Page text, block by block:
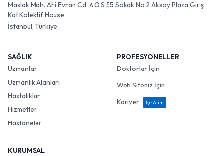
Maslak Mah. Ahi Evran Cd. A.O.S 55 Sokak No:2 Aksoy Plaza Giriş
Kat Kolektif House
İstanbul, Türkiye
SAĞLIK
Uzmanlar
Uzmanlık Alanları
Hastalıklar
Hizmetler
Hastaneler
PROFESYONELLER
Doktorlar İçin
Web Siteniz İçin
Kariyer
İşe Alım
KURUMSAL